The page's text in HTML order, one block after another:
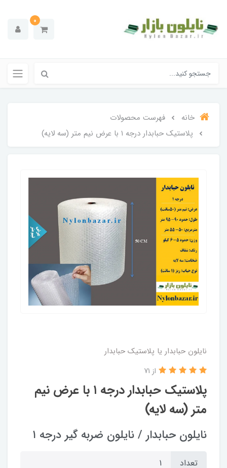
0
خانه
فهرست محصولات
پلاستیک حبابدار درجه ۱ با عرض نیم متر (سه لایه)
نایلون حبابدار یا پلاستیک حبابدار
پلاستیک حبابدار درجه ۱ با عرض نیم
متر (سه لایه)
از 71
نایلون حبابدار / نایلون ضربه گیر درجه ۱
تعداد